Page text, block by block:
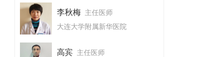
李秋梅 主任医师
大连大学附属新华医院
高宾 主任医师